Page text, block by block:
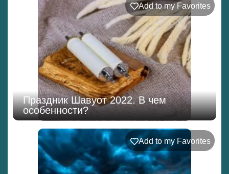
Add to my Favorites
Праздник Шавуот 2022. В чем
особенности?
Add to my Favorites